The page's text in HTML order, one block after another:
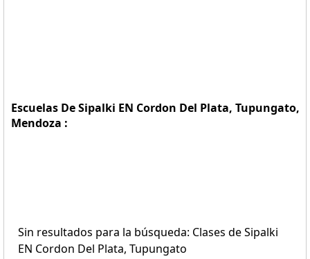
Escuelas De Sipalki EN Cordon Del Plata, Tupungato,
Mendoza :
Sin resultados para la búsqueda: Clases de Sipalki
EN Cordon Del Plata, Tupungato